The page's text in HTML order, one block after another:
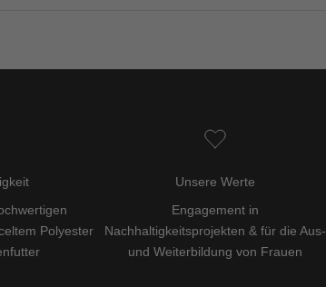
Polyester
Unsere Werte
Engagement in
Nachhaltigkeitsprojekten & für die Aus-
und Weiterbildung von Frauen